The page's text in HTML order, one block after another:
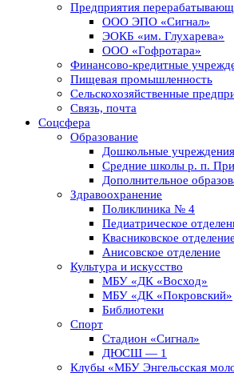
Предприятия
ООО ЭПО «Сигнал»
ЭОКБ «им. Глухарева»
ООО «Гофротара»
Финансово-кредитные
Пищевая промышленность
Сельскохозяйственные
Связь, почта
Соцсфера
Образование
Дошкольные
Средние школы р. п.
Дополнительное
Здравоохранение
Поликлиника № 4
Педиатрическое
Квасниковское отделение
Анисовское отделение
Культура и искусство
МБУ «ДК «Восход»
МБУ «ДК «Покровский»
Библиотеки
Спорт
Стадион «Сигнал»
ДЮСШ — 1
Клубы «МБУ Энгельсская